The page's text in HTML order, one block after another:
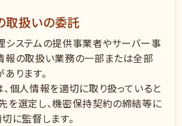
取扱いの委託
システムの提供事業者やサーバー事
報の取扱い業務の一部または全部
ります。
、個人情報を適切に取り扱っていると
を選定し、機密保持契約の締結等に
に監督します。